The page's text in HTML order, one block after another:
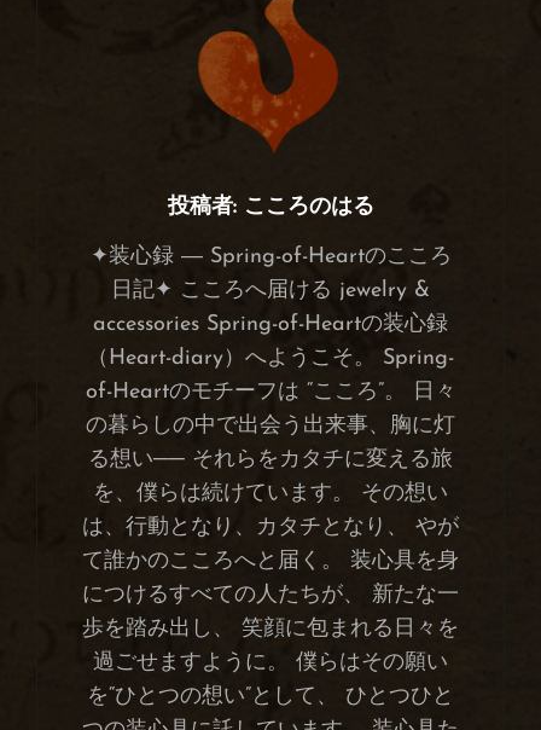
投稿者:こころのはる
✦装心録 ― Spring-of-Heartのこころ
日記✦ こころへ届ける jewelry &
accessories Spring-of-Heartの装心録
（Heart-diary）へようこそ。 Spring-
of-Heartのモチーフは “こころ”。 日々
の暮らしの中で出会う出来事、胸に灯
る想い── それらをカタチに変える旅
を、僕らは続けています。 その想い
は、行動となり、カタチとなり、 やが
て誰かのこころへと届く。 装心具を身
につけるすべての人たちが、 新たな一
歩を踏み出し、 笑顔に包まれる日々を
過ごせますように。 僕らはその願い
を“ひとつの想い”として、 ひとつひと